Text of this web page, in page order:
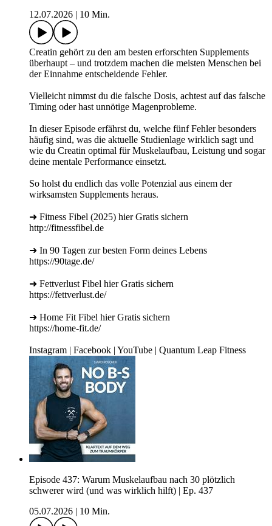
12.07.2026
10 Min.
Creatin gehört zu den am besten erforschten Supplements
überhaupt – und trotzdem machen die meisten Menschen bei
der Einnahme entscheidende Fehler.
Vielleicht nimmst du die falsche Dosis, achtest auf das falsche
Timing oder hast unnötige Magenprobleme.
In dieser Episode erfährst du, welche fünf Fehler besonders
häufig sind, was die aktuelle Studienlage wirklich sagt und
wie du Creatin optimal für Muskelaufbau, Leistung und sogar
deine mentale Performance einsetzt.
So holst du endlich das volle Potenzial aus einem der
wirksamsten Supplements heraus.
➜ Fitness Fibel (2025) hier Gratis sichern
http://fitnessfibel.de
➜ In 90 Tagen zur besten Form deines Lebens
https://90tage.de/
➜ Fettverlust Fibel hier Gratis sichern
https://fettverlust.de/
➜ Home Fit Fibel hier Gratis sichern
https://home-fit.de/
Instagram | Facebook | YouTube | Quantum Leap Fitness
Episode 437: Warum Muskelaufbau nach 30 plötzlich
schwerer wird (und was wirklich hilft) | Ep. 437
05.07.2026
10 Min.